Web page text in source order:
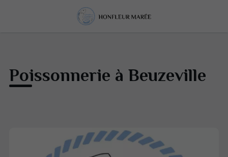
Poissonnerie à Beuzeville